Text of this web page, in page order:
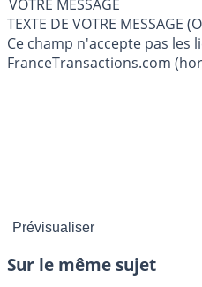
VOTRE MESSAGE
Ce champ n'accepte pas les
FranceTransactions.com